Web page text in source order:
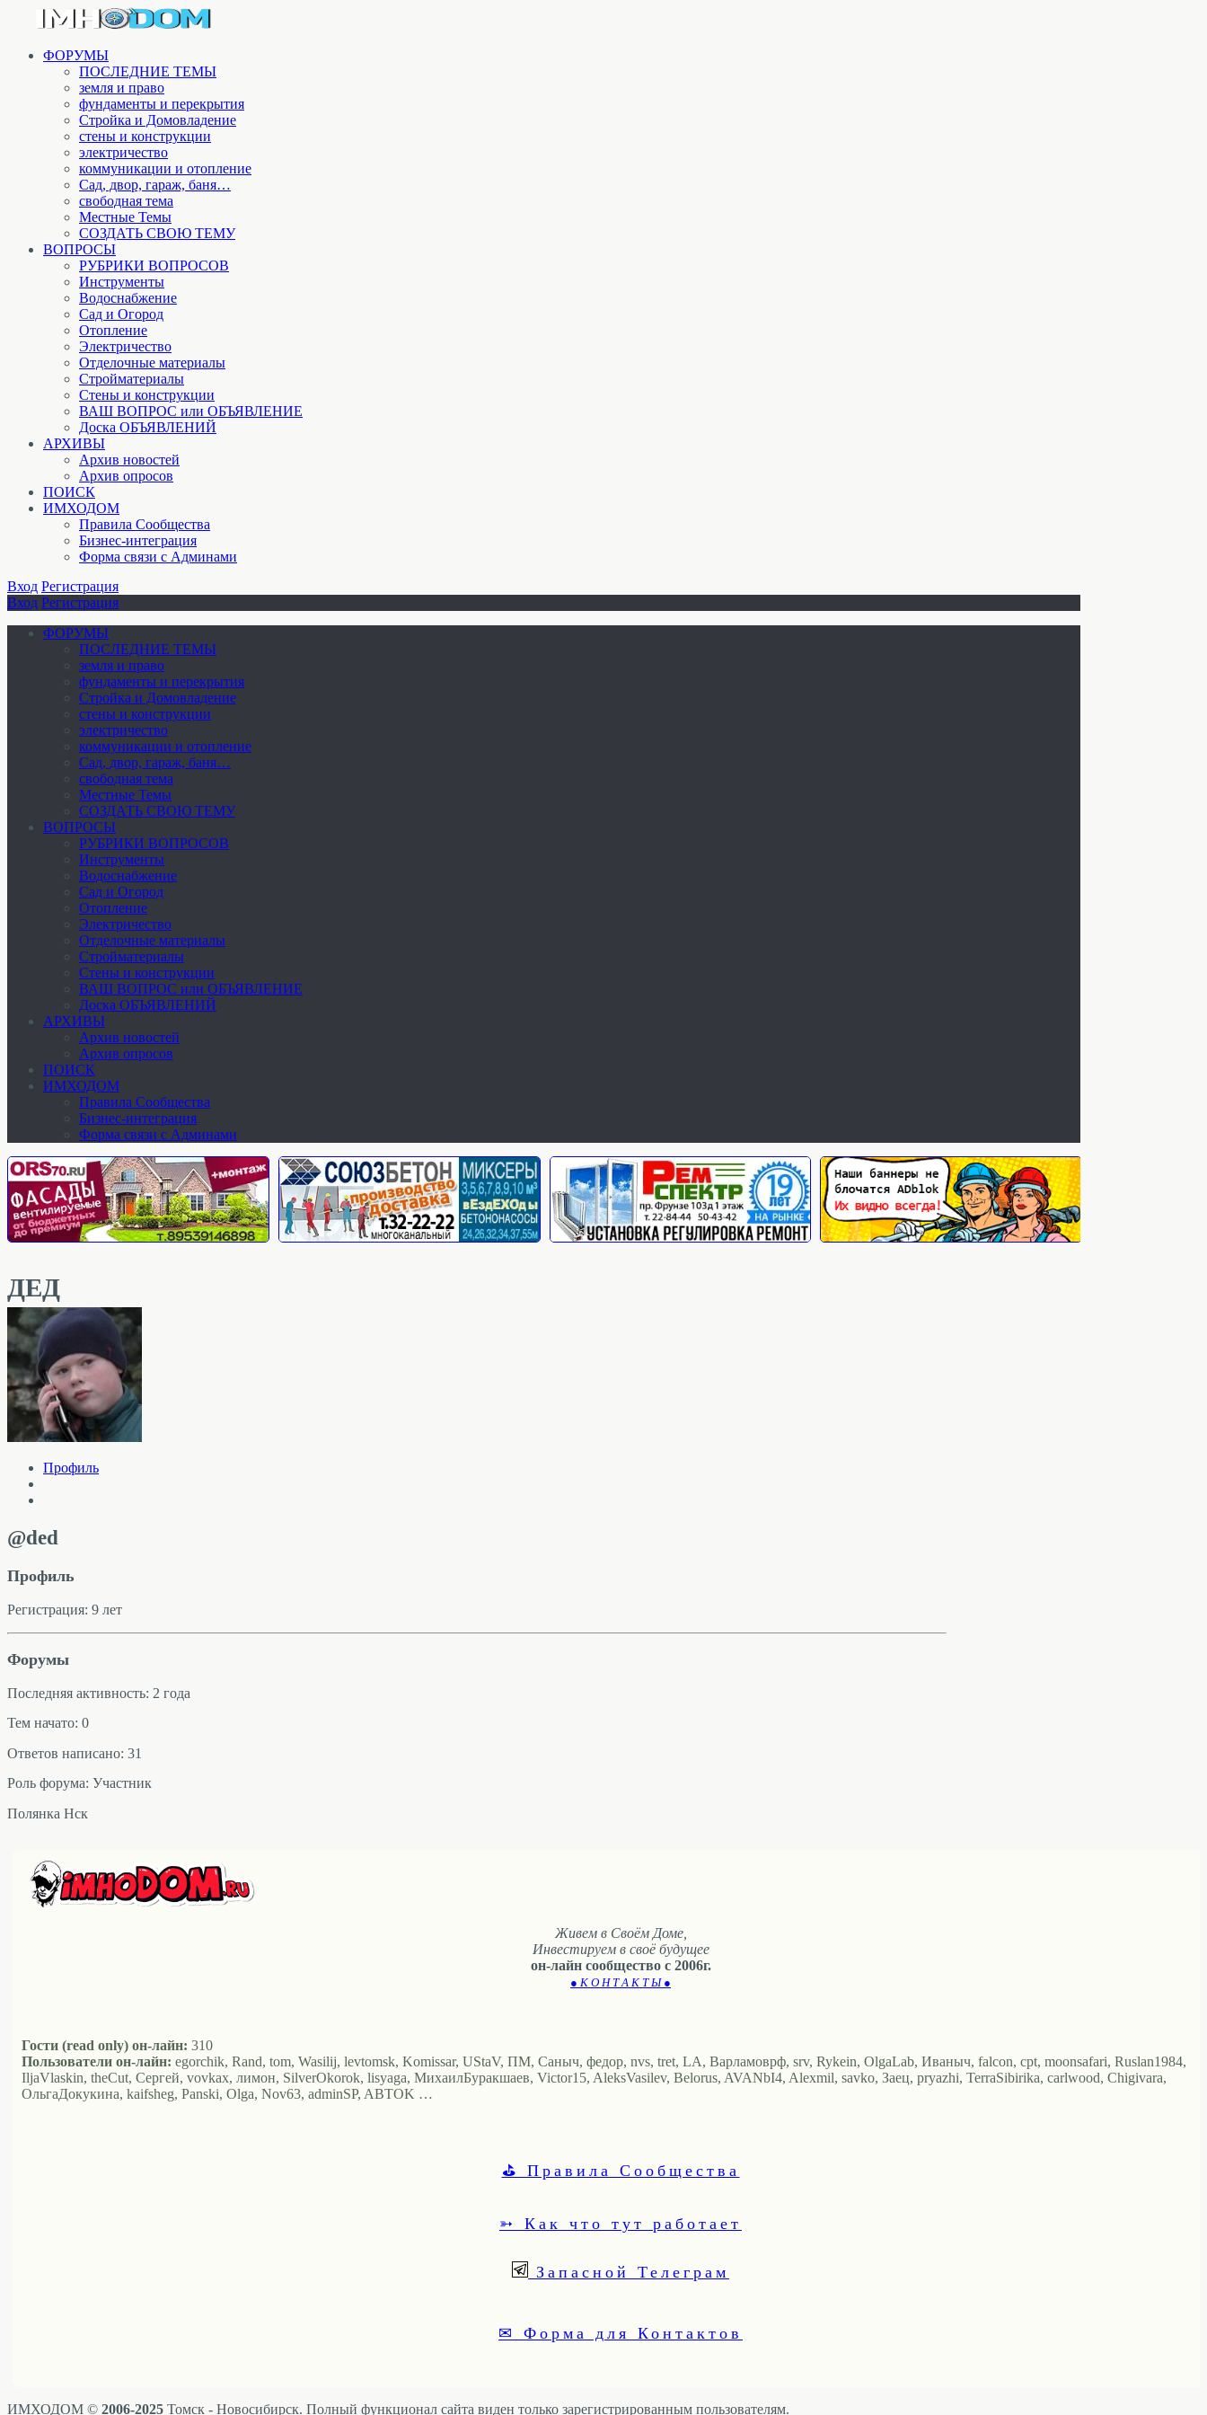
ФОРУМЫ
ПОСЛЕДНИЕ ТЕМЫ
земля и право
фундаменты и перекрытия
Стройка и Домовладение
стены и конструкции
электричество
коммуникации и отопление
Cад, двор, гараж, баня…
свободная тема
Местные Темы
СОЗДАТЬ СВОЮ ТЕМУ
ВОПРОСЫ
РУБРИКИ ВОПРОСОВ
Инструменты
Водоснабжение
Сад и Огород
Отопление
Электричество
Отделочные материалы
Стройматериалы
Стены и конструкции
ВАШ ВОПРОС или ОБЪЯВЛЕНИЕ
Доска ОБЪЯВЛЕНИЙ
АРХИВЫ
Архив новостей
Архив опросов
ПОИСК
ИМХОДОМ
Правила Сообщества
Бизнес-интеграция
Форма связи с Админами
Вход Регистрация
Вход Регистрация
ФОРУМЫ
ПОСЛЕДНИЕ ТЕМЫ
земля и право
фундаменты и перекрытия
Стройка и Домовладение
стены и конструкции
электричество
коммуникации и отопление
Cад, двор, гараж, баня…
свободная тема
Местные Темы
СОЗДАТЬ СВОЮ ТЕМУ
ВОПРОСЫ
РУБРИКИ ВОПРОСОВ
Инструменты
Водоснабжение
Сад и Огород
Отопление
Электричество
Отделочные материалы
Стройматериалы
Стены и конструкции
ВАШ ВОПРОС или ОБЪЯВЛЕНИЕ
Доска ОБЪЯВЛЕНИЙ
АРХИВЫ
Архив новостей
Архив опросов
ПОИСК
ИМХОДОМ
Правила Сообщества
Бизнес-интеграция
Форма связи с Админами
ДЕД
Профиль
@ded
Профиль
Регистрация: 9 лет
Форумы
Последняя активность: 2 года
Тем начато: 0
Ответов написано: 31
Роль форума: Участник
Полянка Нск
Живем в Своём Доме,
Инвестируем в своё будущее
он-лайн сообщество с 2006г.
● К О Н Т А К Т Ы ●
Гости (read only) он-лайн: 310
Пользователи он-лайн: egorchik, Rand, tom, Wasilij, levtomsk, Komissar, UStaV, ПМ, Саныч, федор, nvs, tret, LA, Варламоврф, srv, Rykein, OlgaLab, Иваныч, falcon, cpt, moonsafari, Ruslan1984,
IljaVlaskin, theCut, Сергей, vovkax, лимон, SilverOkorok, lisyaga, МихаилБуракшаев, Victor15, AleksVasilev, Belorus, AVANbI4, Alexmil, savko, Заец, pryazhi, TerraSibirika, carlwood, Chigivara,
ОльгаДокукина, kaifsheg, Panski, Olga, Nov63, adminSP, ABTOK …
⛳ Правила Сообщества
➳ Как что тут работает
Запасной Телеграм
✉ Форма для Контактов
ИМХОДОМ © 2006-2025 Томск - Новосибирск. Полный функционал сайта виден только зарегистрированным пользователям.